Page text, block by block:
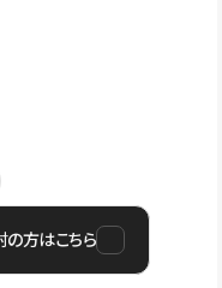
の方はこちら